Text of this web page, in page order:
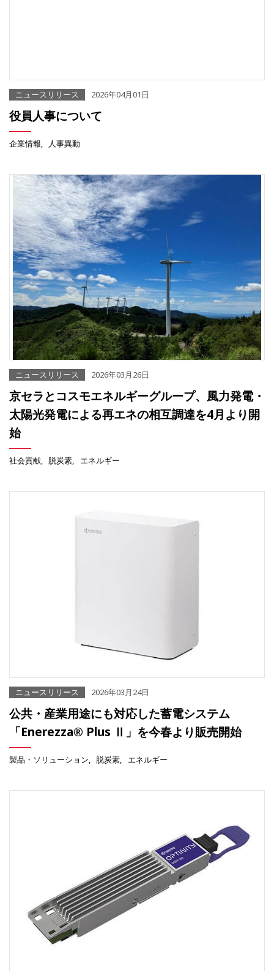
ニュースリリース 2026年04月01日
役員人事について
企業情報 人事異動
ニュースリリース 2026年03月26日
京セラとコスモエネルギーグループ、風力発電・
太陽光発電による再エネの相互調達を4月より開
始
社会貢献 脱炭素 エネルギー
ニュースリリース 2026年03月24日
公共・産業用途にも対応した蓄電システム
「Enerezza® Plus Ⅱ」を今春より販売開始
製品・ソリューション 脱炭素 エネルギー